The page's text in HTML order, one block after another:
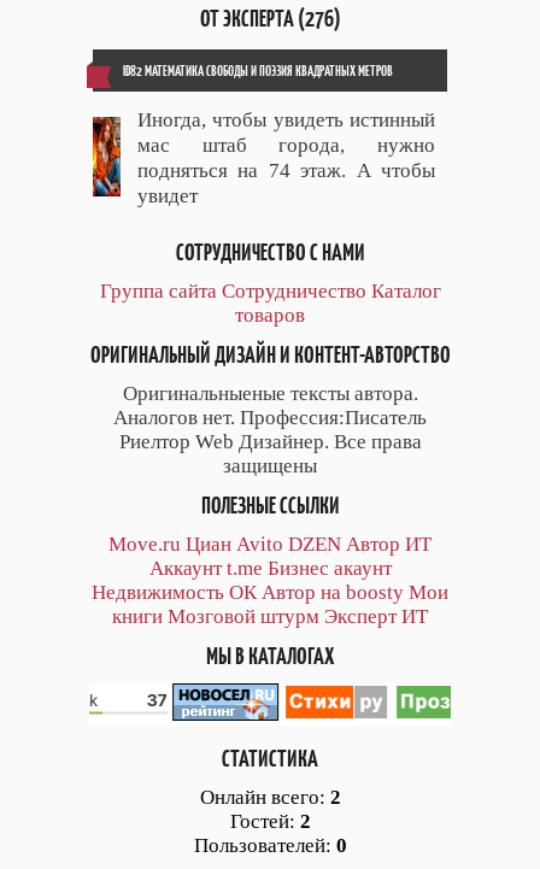
ОТ ЭКСПЕРТА (276)
ID82 МАТЕМАТИКА СВОБОДЫ И ПОЭЗИЯ КВАДРАТНЫХ МЕТРОВ
Иногда, чтобы увидеть истинный
мас штаб города, нужно
подняться на 74 этаж. А чтобы
увидет
СОТРУДНИЧЕСТВО С НАМИ
Группа сайта Сотрудничество Каталог
товаров
ОРИГИНАЛЬНЫЙ ДИЗАЙН И КОНТЕНТ-АВТОРСТВО
Оригинальныеные тексты автора.
Аналогов нет. Профессия:Писатель
Риелтор Web Дизайнер. Все права
защищены
ПОЛЕЗНЫЕ ССЫЛКИ
Move.ru Циан Avito DZEN Автор ИТ
Аккаунт t.me Бизнес акаунт
Недвижимость ОК Автор на boosty Мои
книги Мозговой штурм Эксперт ИТ
МЫ В КАТАЛОГАХ
СТАТИСТИКА
Онлайн всего: 2
Гостей: 2
Пользователей: 0